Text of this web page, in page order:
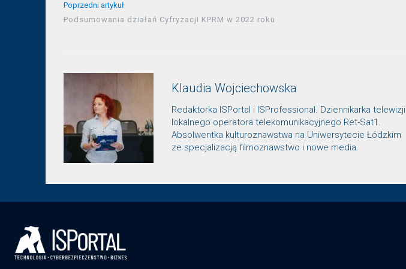
Poprzedni artykuł
Podsumowania działań Cyfryzacji KPRM w 2022 roku
Klaudia Wojciechowska
Redaktorka ISPortal i ISProfessional. Dziennikarka telewizji
lokalnego operatora telekomunikacyjnego Ret-Sat1.
Absolwentka kulturoznawstwa na Uniwersytecie Łódzkim
ze specjalizacją filmoznawstwo i nowe media.